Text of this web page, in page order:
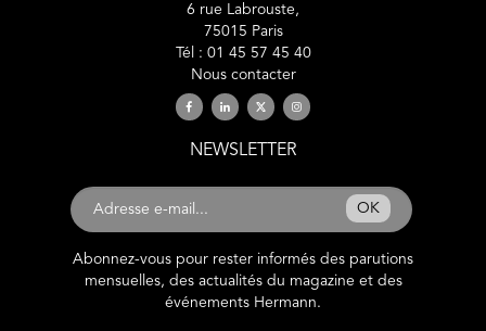
6 rue Labrouste,
75015 Paris
Tél : 01 45 57 45 40
Nous contacter
NEWSLETTER
OK
Abonnez-vous pour rester informés des parutions
mensuelles, des actualités du magazine et des
événements Hermann.